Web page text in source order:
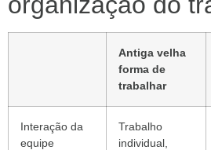
Antiga velha
forma de
trabalhar
Interação da
equipe
Trabalho
individual,